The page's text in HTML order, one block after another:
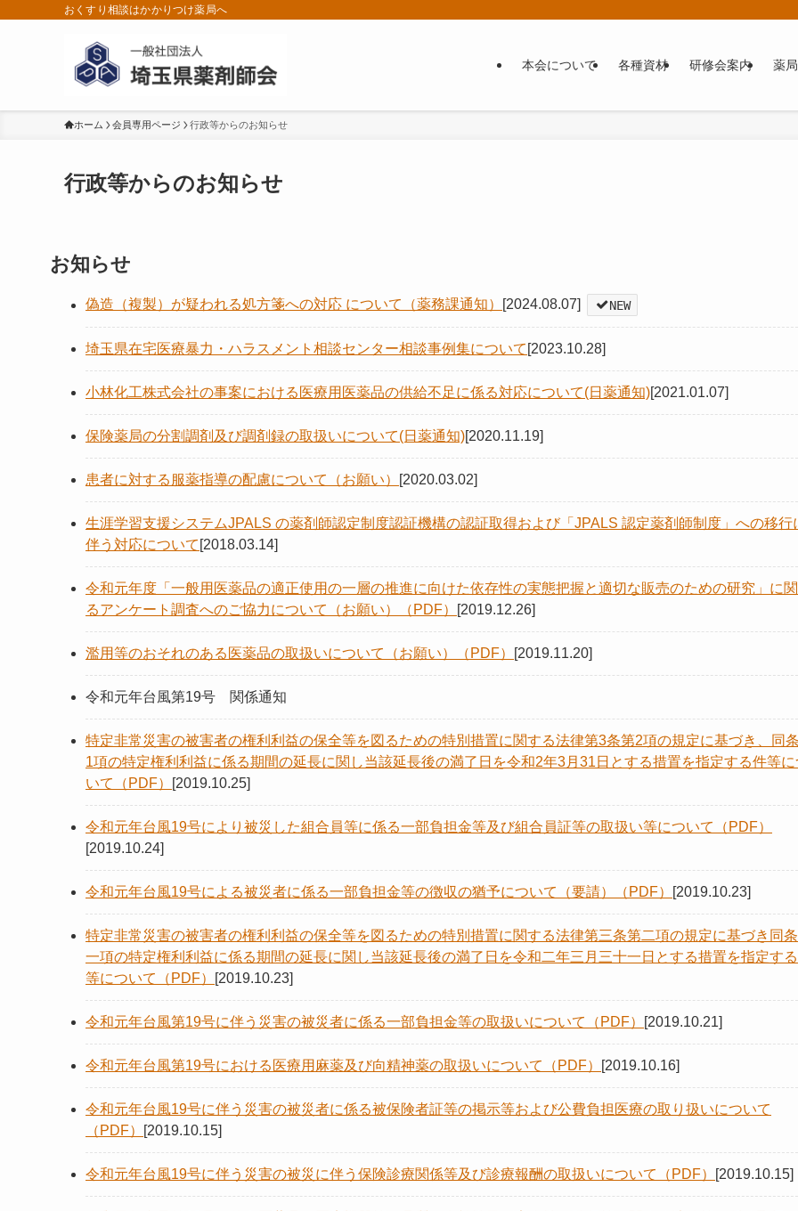
おくすり相談はかかりつけ薬局へ
本会について 各種資材 研修会案内 薬
ホーム 会員専用ページ 行政等からのお知らせ
行政等からのお知らせ
お知らせ
偽造（複製）が疑われる処方箋への対応 について（薬務課通知） [2024.08.07] NEW
埼玉県在宅医療暴力・ハラスメント相談センター相談事例集について [2023.10.28]
小林化工株式会社の事案における医療用医薬品の供給不足に係る対応について(日薬通知)[2021.01.07]
保険薬局の分割調剤及び調剤録の取扱いについて(日薬通知)[2020.11.19]
患者に対する服薬指導の配慮について（お願い） [2020.03.02]
生涯学習支援システムJPALS の薬剤師認定制度認証機構の認証取得および「JPALS 認定薬剤師制度」への移行
伴う対応について [2018.03.14]
令和元年度「一般用医薬品の適正使用の一層の推進に向けた依存性の実態把握と適切な販売のための研究」に
るアンケート調査へのご協力について（お願い）（PDF）
[2019.12.26]
濫用等のおそれのある医薬品の取扱いについて（お願い）（PDF） [2019.11.20]
令和元年台風第19号 関係通知
特定非常災害の被害者の権利利益の保全等を図るための特別措置に関する法律第3条第2項の規定に基づき、同
1項の特定権利利益に係る期間の延長に関し当該延長後の満了日を令和2年3月31日とする措置を指定する件等に
いて（PDF）
[2019.10.25]
令和元年台風19号により被災した組合員等に係る一部負担金等及び組合員証等の取扱い等について（PDF）
[2019.10.24]
令和元年台風19号による被災者に係る一部負担金等の徴収の猶予について（要請）（PDF） [2019.10.23]
特定非常災害の被害者の権利利益の保全等を図るための特別措置に関する法律第三条第二項の規定に基づき同
一項の特定権利利益に係る期間の延長に関し当該延長後の満了日を令和二年三月三十一日とする措置を指定す
等について（PDF）
[2019.10.23]
令和元年台風第19号に伴う災害の被災者に係る一部負担金等の取扱いについて（PDF） [2019.10.21]
令和元年台風第19号における医療用麻薬及び向精神薬の取扱いについて（PDF） [2019.10.16]
令和元年台風19号に伴う災害の被災者に係る被保険者証等の掲示等および公費負担医療の取り扱いについて
（PDF）
[2019.10.15]
令和元年台風19号に伴う災害の被災に伴う保険診療関係等及び診療報酬の取扱いについて（PDF） [2019.10.15]